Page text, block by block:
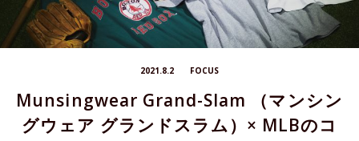
2021.8.2 FOCUS
Munsingwear Grand-Slam （マンシン
グウェア グランドスラム）× MLBのコ